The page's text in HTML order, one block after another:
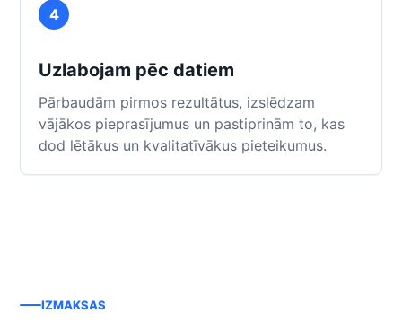
4
Uzlabojam pēc datiem
Pārbaudām pirmos rezultātus, izslēdzam
vājākos pieprasījumus un pastiprinām to, kas
dod lētākus un kvalitatīvākus pieteikumus.
IZMAKSAS